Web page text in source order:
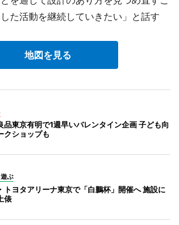
た活動を継続していきたい」と話す
地図を見る
品東京有明で1週早いバレンタイン企画 子ども向
クショップも
ぶ
トヨタアリーナ東京で「白鵬杯」開催へ 施設に
俵